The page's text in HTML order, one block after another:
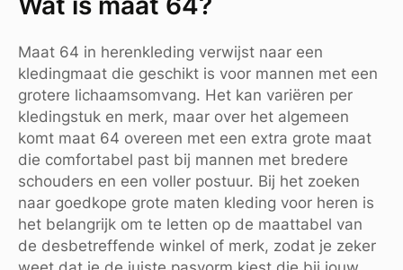
Maat 64 in herenkleding verwijst naar een
kledingmaat die geschikt is voor mannen met een
grotere lichaamsomvang. Het kan variëren per
kledingstuk en merk, maar over het algemeen
komt maat 64 overeen met een extra grote maat
die comfortabel past bij mannen met bredere
schouders en een voller postuur. Bij het zoeken
naar goedkope grote maten kleding voor heren is
het belangrijk om te letten op de maattabel van
de desbetreffende winkel of merk, zodat je zeker